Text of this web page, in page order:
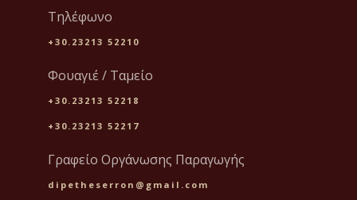
Τηλέφωνο
+30.23213 52210
Φουαγιέ / Ταμείο
+30.23213 52218
+30.23213 52217
Γραφείο Οργάνωσης Παραγωγής
dipetheserron@gmail.com